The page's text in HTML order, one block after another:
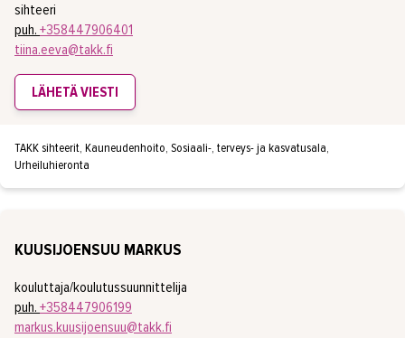
sihteeri
puh. +358447906401
tiina.eeva@takk.fi
LÄHETÄ VIESTI
TAKK sihteerit, Kauneudenhoito, Sosiaali-, terveys- ja kasvatusala,
Urheiluhieronta
KUUSIJOENSUU MARKUS
kouluttaja/koulutussuunnittelija
puh. +358447906199
markus.kuusijoensuu@takk.fi